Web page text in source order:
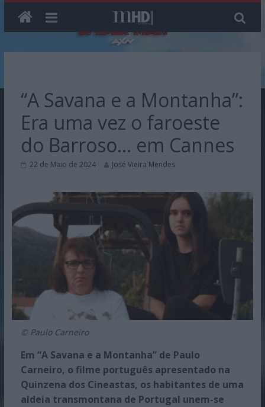
content“A Savana e a Montanha”:
Era uma vez o faroeste
do Barroso… em Cannes
22 de Maio de 2024 José Vieira Mendes
© Paulo Carneiro
Em “A Savana e a Montanha” de Paulo
Carneiro, o filme português apresentado na
Quinzena dos Cineastas, os habitantes de uma
aldeia transmontana de Portugal unem-se